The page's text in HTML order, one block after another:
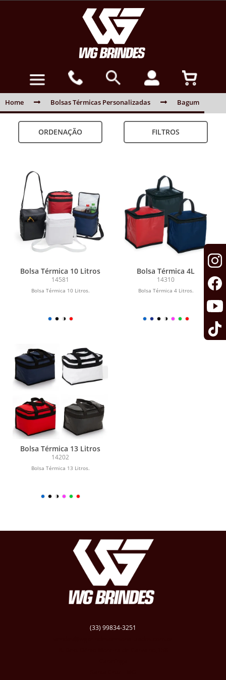
Home Bolsas Térmicas Personalizadas Bagum
ORDENAÇÃO FILTROS
Bolsa Térmica 10 Litros
14581
Bolsa Térmica 10 Litros.
Bolsa Térmica 4L
14310
Bolsa Térmica 4 Litros.
Bolsa Térmica 13 Litros
14202
Bolsa Térmica 13 Litros.
(33) 99834-3251